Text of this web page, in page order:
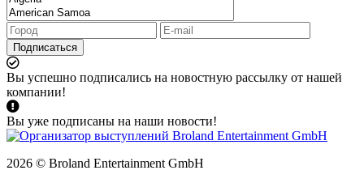
Подписаться
Вы успешно подписались на новостную рассылку от нашей
компании!
Вы уже подписаны на наши новости!
2026 © Broland Entertainment GmbH